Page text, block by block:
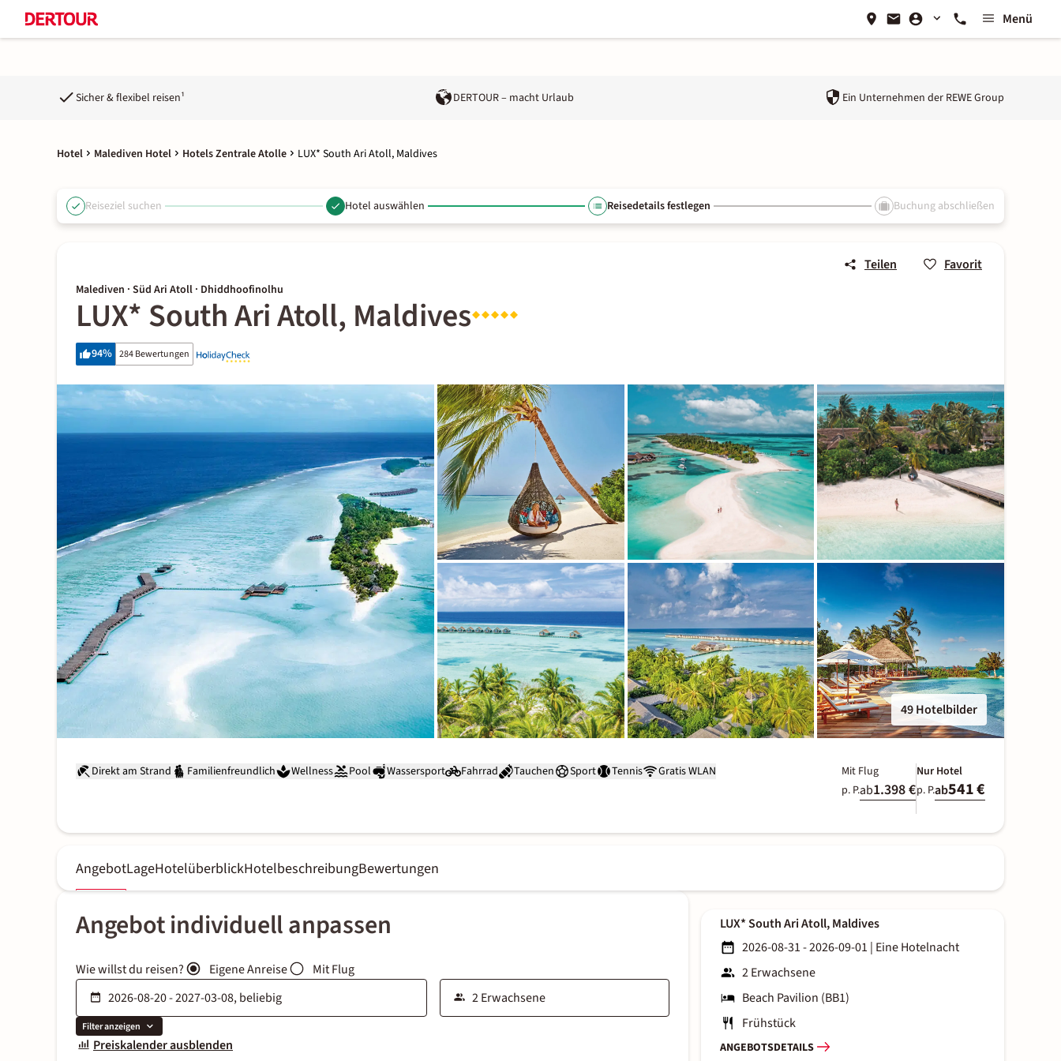
Menü
Sicher & flexibel reisen¹ DERTOUR – macht Urlaub Ein Unternehmen der REWE Group
Hotel Malediven Hotel Hotels Zentrale Atolle LUX* South Ari Atoll, Maldives
Reiseziel suchen Hotel auswählen Reisedetails festlegen Buchung abschließen
Teilen Favorit
Malediven · Süd Ari Atoll · Dhiddhoofinolhu
LUX* South Ari Atoll, Maldives
94% 284 Bewertungen
49 Hotelbilder
Direkt am Strand Familienfreundlich Wellness Pool Wassersport Fahrrad Tauchen Sport Tennis Gratis WLAN
Mit Flug
p. P.ab1.398 €
Nur Hotel
p. P.ab541 €
AngebotLageHotelüberblickHotelbeschreibungBewertungen
Angebot individuell anpassen
Wie willst du reisen? Eigene Anreise Mit Flug
Filter anzeigen
Preiskalender ausblenden
LUX* South Ari Atoll, Maldives
2026-08-31 - 2026-09-01 | Eine Hotelnacht
2 Erwachsene
Beach Pavilion (BB1)
Frühstück
ANGEBOTSDETAILS